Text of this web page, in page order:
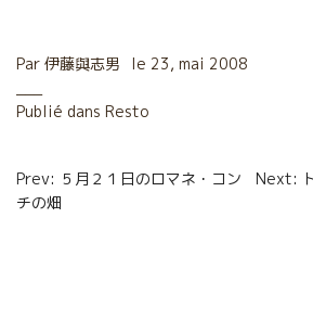
c
o
o
i
e
a
g
Par 伊藤與志男 le 23, mai 2008
Publié dans Resto
Navigation
de
Prev: ５月２１日のロマネ・コン
チの畑
Next: